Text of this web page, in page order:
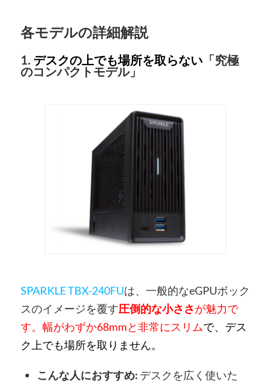
各モデルの詳細解説
1. デスクの上でも場所を取らない「究極
のコンパクトモデル」
SPARKLE TBX-240FUは、一般的なeGPUボック
スのイメージを覆す圧倒的な小ささが魅力で
す。 幅がわずか68mmと非常にスリムで、デス
ク上でも場所を取りません。
こんな人におすすめ: デスクを広く使いた